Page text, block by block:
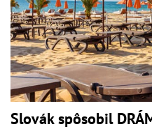
Slovák spôsobil